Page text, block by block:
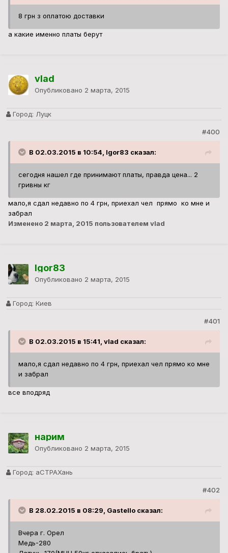
8 грн з оплатою доставки
а какие именно платы берут
vlad
Опубликовано 2 марта, 2015
Город: Луцк
#400
В 02.03.2015 в 10:54, Igor83 сказал:
сегодня нашел где принимают платы, правда цена... 2
гривны кг
мало,я сдал недавно по 4 грн, приехал чел прямо ко мне и
забрал
Изменено 2 марта, 2015 пользователем vlad
Igor83
Опубликовано 2 марта, 2015
Город: Киев
#401
В 02.03.2015 в 15:41, vlad сказал:
мало,я сдал недавно по 4 грн, приехал чел прямо ко мне
и забрал
все вподряд
нарим
Опубликовано 2 марта, 2015
Город: аСТРАХань
#402
В 28.02.2015 в 08:29, Gastello сказал:
Вчера г. Орел
Медь-280